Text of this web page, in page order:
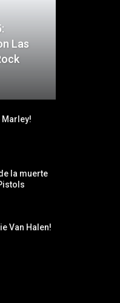
Las
Marley!
la muerte
Van Halen!